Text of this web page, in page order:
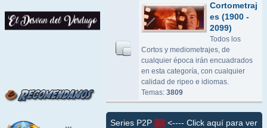
Cortometraj
es (1900 -
2099)
Todos los
Cortos y mediometrajes, de
cualquier época irán encuadrados
en esta categoría, con cualquier
calidad de ripeo e idiomas.
Temas: 3809
Series P2P
<---- Click aquí para ver